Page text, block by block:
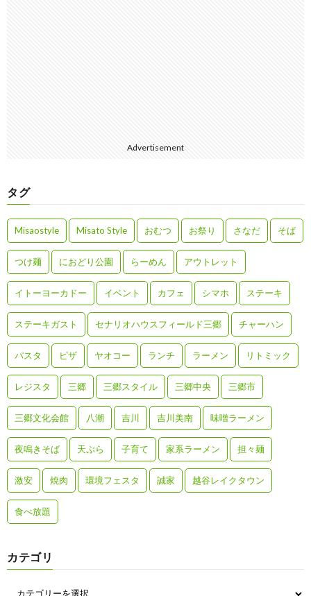
Advertisement
タグ
Misaostyle Misato Style おむつ お祭り さなだ そば
つけ麺 におどり公園 らーめん アウトレット
イトーヨーカドー イベント カフェ シマホ ステーキ
ステーキガスト セナリオハウスフィールド三郷 チャーハン
パスタ ピザ ヤオコー ランチ ラーメン リトミック
レジスタ 三郷 三郷スタイル 三郷中央 三郷市
三郷文化会館 八潮 吉川 吉川美南 味噌ラーメン
夜鳴きそば 天ぷら 子育て 家系ラーメン 担々麺
激安 焼肉 環境フェスタ 誠家 越谷レイクタウン
食べ放題
カテゴリ